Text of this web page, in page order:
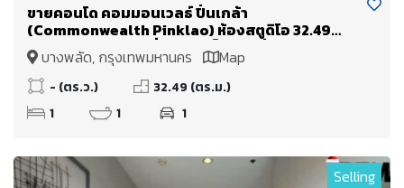
ขายคอนโด คอมมอนเวลธ์ ปิ่นเกล้า
(Commonwealth Pinklao) ห้องสตูดิโอ 32.49
ตร.ม. ติด MRT บางยี่ขัน ใกล้เซ็นทรัล ปิ่นเกล้า ศิริราช
บางพลัด จรัญสนิทวงศ์
บางพลัด, กรุงเทพมหานคร Map
- (ตร.ว.)
32.49 (ตร.ม.)
1
1 1
Selling